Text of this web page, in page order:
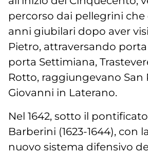
percorso dai pellegrini
anni giubilari dopo aver
Pietro, attraversando
porta Settimiana,
Rotto, raggiungevano San
Giovanni in Laterano.
Nel 1642, sotto il
Barberini (1623-1644), con
nuovo sistema difensivo